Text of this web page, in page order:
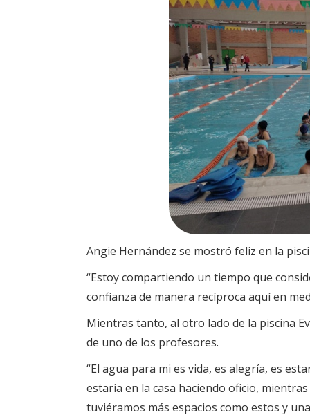
Angie Hernández se mostró feliz en la
“Estoy compartiendo un tiempo que
confianza de manera recíproca aquí en
Mientras tanto, al otro lado de la piscina
de uno de los profesores.
“El agua para mi es vida, es alegría, es
estaría en la casa haciendo oficio,
tuviéramos más espacios como estos y